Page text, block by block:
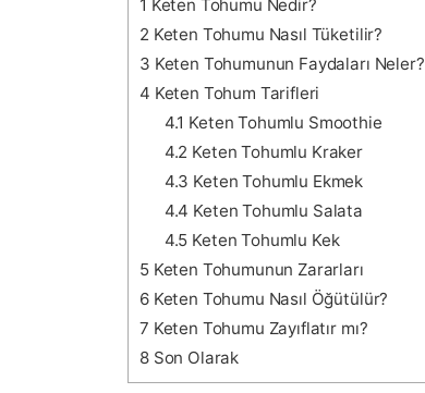
1 Keten Tohumu Nedir?
2 Keten Tohumu Nasıl Tüketilir?
3 Keten Tohumunun Faydaları Neler?
4 Keten Tohum Tarifleri
4.1 Keten Tohumlu Smoothie
4.2 Keten Tohumlu Kraker
4.3 Keten Tohumlu Ekmek
4.4 Keten Tohumlu Salata
4.5 Keten Tohumlu Kek
5Keten Tohumunun Zararları
6Keten Tohumu Nasıl Öğütülür?
7 Keten Tohumu Zayıflatır mı?
8Son Olarak